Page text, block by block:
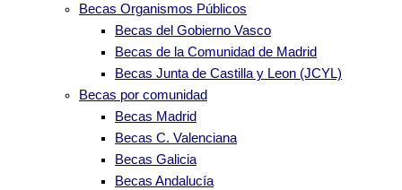
Becas Organismos Públicos
Becas del Gobierno Vasco
Becas de la Comunidad de Madrid
Becas Junta de Castilla y Leon (JCYL)
Becas por comunidad
Becas Madrid
Becas C. Valenciana
Becas Galicia
Becas Andalucía